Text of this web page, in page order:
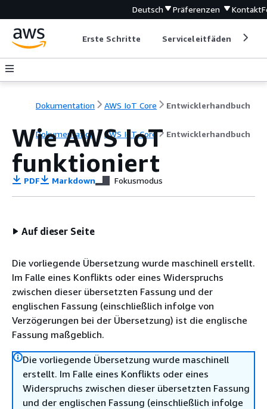
Deutsch Präferenzen Kontakt
Erste Schritte Serviceleitfäden
Dokumentation AWS IoT Core Entwicklerhandbuch
Dokumentation AWS IoT Core Entwicklerhandbuch
Wie AWS IoT
funktioniert
PDF Markdown Fokusmodus
Auf dieser Seite
Die vorliegende Übersetzung wurde maschinell erstellt.
Im Falle eines Konflikts oder eines Widerspruchs
zwischen dieser übersetzten Fassung und der
englischen Fassung (einschließlich infolge von
Verzögerungen bei der Übersetzung) ist die englische
Fassung maßgeblich.
Die vorliegende Übersetzung wurde maschinell
erstellt. Im Falle eines Konflikts oder eines
Widerspruchs zwischen dieser übersetzten Fassung
und der englischen Fassung (einschließlich infolge